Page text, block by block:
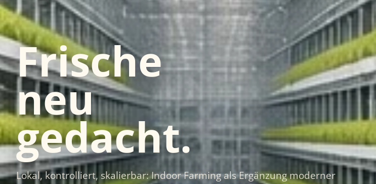
Frische
neu
gedacht.
Lokal, kontrolliert, skalierbar: Indoor Farming als Ergänzung moderner